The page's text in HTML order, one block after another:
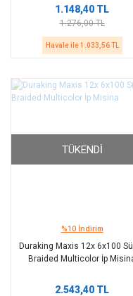
1.148,40 TL
1.276,00 TL
Havale ile 1.033,56 TL
TÜKENDI
%10 İndirim
Duraking Maxis 12x 6x100
Braided Multicolor İp
2.543,40 TL